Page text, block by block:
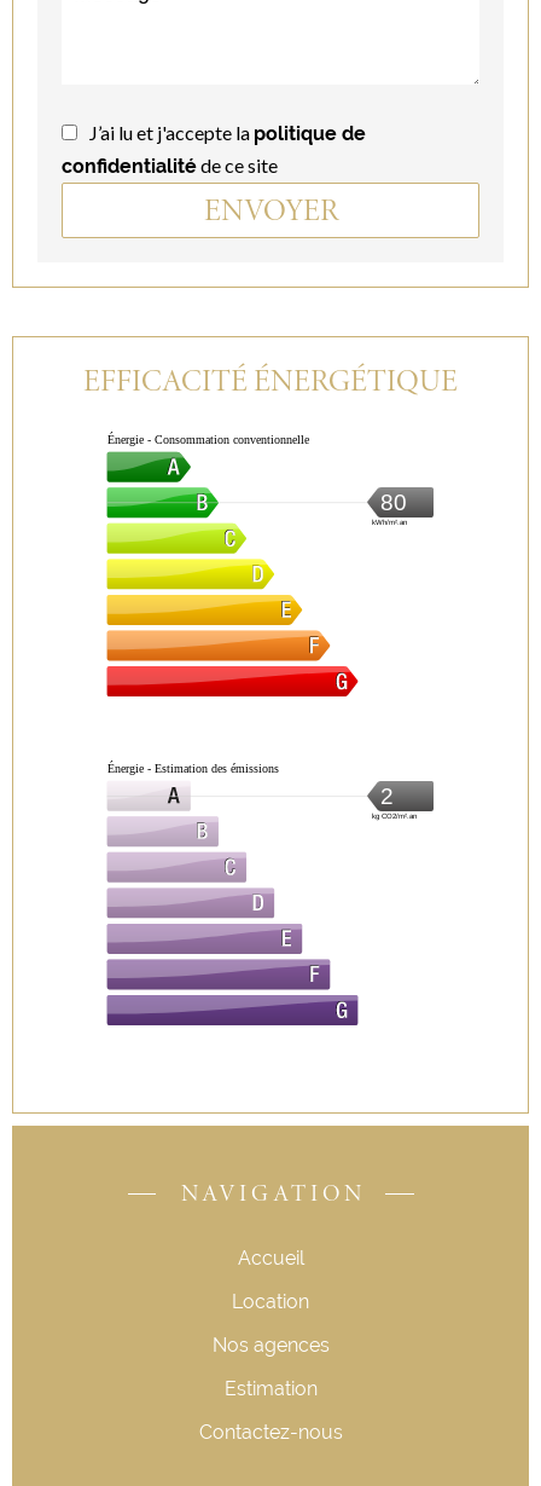
J’ai lu et j'accepte la politique de
confidentialitéde ce site
ENVOYER
EFFICACITÉ ÉNERGÉTIQUE
Énergie - Consommation conventionnelle
80
kWh/m².an
Énergie - Estimation des émissions
2
kg CO2/m².an
NAVIGATION
Accueil
Location
Nos agences
Estimation
Contactez-nous